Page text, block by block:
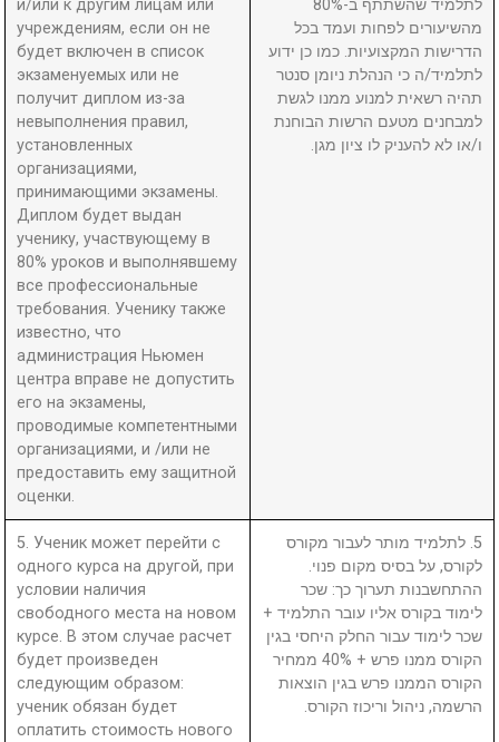
и/или к другим лицам или
учреждениям, если он не
будет включен в список
экзаменуемых или не
получит диплом из-за
невыполнения правил,
установленных
организациями,
принимающими экзамены.
Диплом будет выдан
ученику, участвующему в
80% уроков и выполнявшему
все профессиональные
требования. Ученику также
известно, что
администрация Ньюмен
центра вправе не допустить
его на экзамены,
проводимые компетентными
организациями, и /или не
предоставить ему защитной
оценки.
לתלמיד שהשתתף ב-80%
מהשיעורים לפחות ועמד בכל
הדרישות המקצועיות. כמו כן ידוע
לתלמיד/ה כי הנהלת ניומן סנטר
תהיה רשאית למנוע ממנו לגשת
למבחנים מטעם הרשות הבוחנת
ו/או לא להעניק לו ציון מגן.
5. Ученик может перейти с
одного курса на другой, при
условии наличия
свободного места на новом
курсе. В этом случае расчет
будет произведен
следующим образом:
ученик обязан будет
оплатить стоимость нового
5. לתלמיד מותר לעבור מקורס
לקורס, על בסיס מקום פנוי.
ההתחשבנות תערוך כך: שכר
לימוד בקורס אליו עובר התלמיד +
שכר לימוד עבור החלק היחסי בגין
הקורס ממנו פרש + 40% ממחיר
הקורס הממנו פרש בגין הוצאות
הרשמה, ניהול וריכוז הקורס.